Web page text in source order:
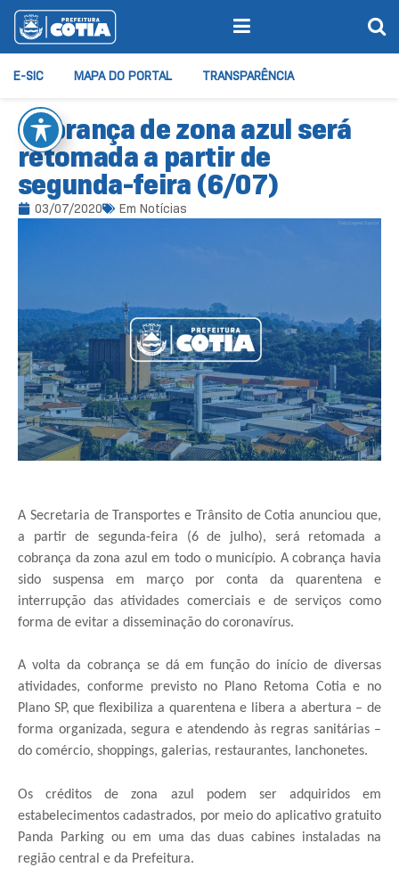
E-SIC MAPA DO PORTAL TRANSPARÊNCIA
Cobrança de zona azul será
retomada a partir de
segunda-feira (6/07)
03/07/2020 Em Notícias
A Secretaria de Transportes e Trânsito de Cotia anunciou que,
a partir de segunda-feira (6 de julho), será retomada a
cobrança da zona azul em todo o município. A cobrança havia
sido suspensa em março por conta da quarentena e
interrupção das atividades comerciais e de serviços como
forma de evitar a disseminação do coronavírus.
A volta da cobrança se dá em função do início de diversas
atividades, conforme previsto no Plano Retoma Cotia e no
Plano SP, que flexibiliza a quarentena e libera a abertura – de
forma organizada, segura e atendendo às regras sanitárias –
do comércio, shoppings, galerias, restaurantes, lanchonetes.
Os créditos de zona azul podem ser adquiridos em
estabelecimentos cadastrados, por meio do aplicativo gratuito
Panda Parking ou em uma das duas cabines instaladas na
região central e da Prefeitura.